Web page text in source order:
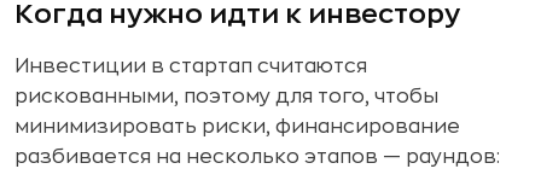
Когда нужно идти к инвестору
Инвестиции в стартап считаются
рискованными, поэтому для того, чтобы
минимизировать риски, финансирование
разбивается на несколько этапов — раундов: